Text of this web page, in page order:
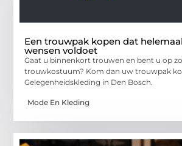
Een trouwpak kopen dat
wensen voldoet
Gaat u binnenkort trouwen en bent u op
trouwkostuum? Kom dan uw trouwpak
Gelegenheidskleding in Den Bosch.
Mode En Kleding